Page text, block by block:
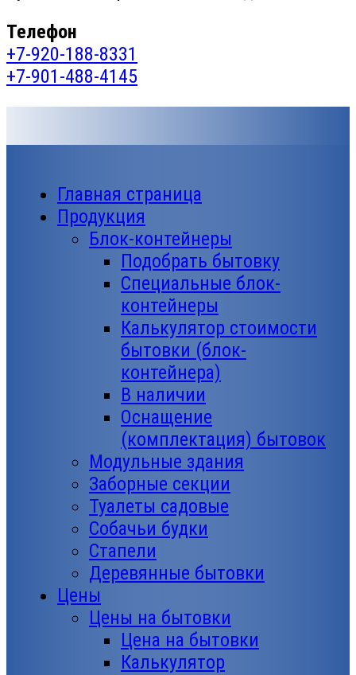
Телефон
+7-920-188-8331
+7-901-488-4145
Главная страница
Продукция
Блок-контейнеры
Подобрать бытовку
Специальные блок-
контейнеры
Калькулятор стоимости
бытовки (блок-
контейнера)
В наличии
Оснащение
(комплектация) бытовок
Модульные здания
Заборные секции
Туалеты садовые
Собачьи будки
Стапели
Деревянные бытовки
Цены
Цены на бытовки
Цена на бытовки
Калькулятор